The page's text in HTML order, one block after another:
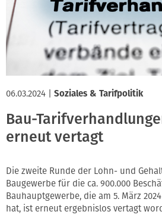
06.03.2024 Soziales & Tarifpolitik
Bau-
erneut vertagt
Die zweite Runde der Lohn- und
Baugewerbe für die ca. 900.000
Bauhauptgewerbe, die am 5. März
hat, ist erneut ergebnislos vertagt